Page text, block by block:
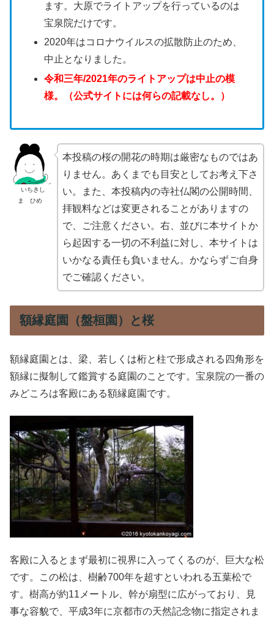
ます。大原でライトアップを行っているのは
宝泉院だけです。
2020年はコロナウイルスの拡散防止のため、
中止となりました。
令和三年/2021年のライトアップは中止の模
様。（公式サイトには何らの記載なし。）
いちきし
ま ひめ
本投稿の桜の開花の時期は厳密なものではあ
りません。あくまでも目安としてお考え下さ
い。また、本投稿内の寺社仏閣の公開時間、
拝観料などは変更されることがありますの
で、ご注意ください。右、並びに本サイトか
ら起因する一切の不利益に対し、本サイトは
いかなる責任も負いません。かならずご自身
でご確認ください。
額縁庭園（盤桓園）と桜
額縁庭園とは、梁、若しくは桁と柱で形成される四角形を
額縁に擬制して鑑賞する庭園のことです。宝泉院の一番の
みどころは客殿にある額縁庭園です。
客殿に入るとまず最初に視界に入ってくるのが、巨大な松
です。この松は、樹齢700年を超すといわれる五葉松で
す。樹高が約11メートル、幹が扇型に広がっており、見
事な容貌で、平成3年に京都市の天然記念物に指定されま